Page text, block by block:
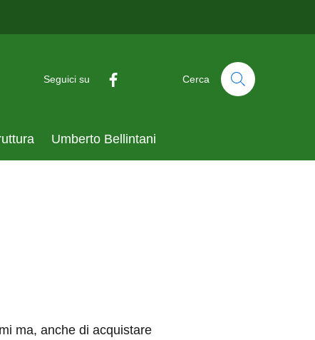
Seguici su Cerca
Umberto Bellintani
anche di acquistare libri. I